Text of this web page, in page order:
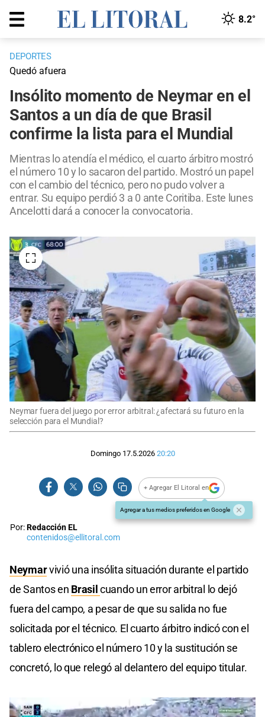
8.2°
DEPORTES
Quedó afuera
Insólito momento de Neymar en el
Santos a un día de que Brasil
confirme la lista para el Mundial
Mientras lo atendía el médico, el cuarto árbitro mostró
el número 10 y lo sacaron del partido. Mostró un papel
con el cambio del técnico, pero no pudo volver a
entrar. Su equipo perdió 3 a 0 ante Coritiba. Este lunes
Ancelotti dará a conocer la convocatoria.
Neymar fuera del juego por error arbitral: ¿afectará su futuro en la
selección para el Mundial?
Domingo 17.5.2026 20:20
+ Agregar El Litoral en
Agregar a tus medios preferidos en Google
Por:Redacción EL
contenidos@ellitoral.com
Neymarvivió una insólita situación durante el partido
de Santos en Brasilcuando un error arbitral lo dejó
fuera del campo, a pesar de que su salida no fue
solicitada por el técnico. El cuarto árbitro indicó con el
tablero electrónico el número 10 y la sustitución se
concretó, lo que relegó al delantero del equipo titular.